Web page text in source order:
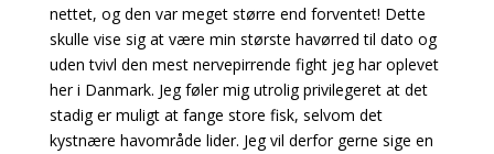
nettet, og den var meget større end forventet! Dette
skulle vise sig at være min største havørred til dato og
uden tvivl den mest nervepirrende fight jeg har oplevet
her i Danmark. Jeg føler mig utrolig privilegeret at det
stadig er muligt at fange store fisk, selvom det
kystnære havområde lider. Jeg vil derfor gerne sige en